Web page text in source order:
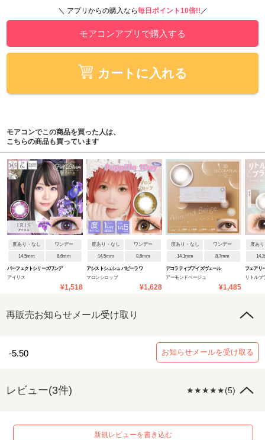
＼ アプリからの購入なら毎日ポイント10倍!! ／
モアコンアプリで購入する
カートに入れる
モアコンでこの商品を買った人は、
こちらの商品も買っています
度あり・なし ワンデー
14.5mm 8.6mm
パーフェクトシリーズワンデ
アイリス
¥1,518
度あり・なし ワンデー
14.5mm 8.6mm
アシストシュシュ パピーラワ
マロンシロップ
¥1,628
度あり・なし ワンデー
14.1mm 8.7mm
デコラティブアイズヴェール
アーモンドベージュ
¥1,485
度あ
フェアリ
リトルブ
再販売お知らせメール受け取り
-5.50 お知らせメールを受け取る
レビュー(3件) ★★★★★(5)
新規レビューを書き込む